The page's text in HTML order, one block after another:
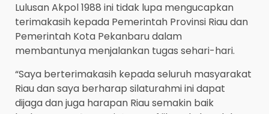
Lulusan Akpol 1988 ini tidak lupa mengucapkan
terimakasih kepada Pemerintah Provinsi Riau dan
Pemerintah Kota Pekanbaru dalam
membantunya menjalankan tugas sehari-hari.
“Saya berterimakasih kepada seluruh masyarakat
Riau dan saya berharap silaturahmi ini dapat
dijaga dan juga harapan Riau semakin baik